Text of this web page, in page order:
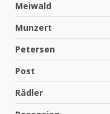
Meiwald
Munzert
Petersen
Post
Rädler